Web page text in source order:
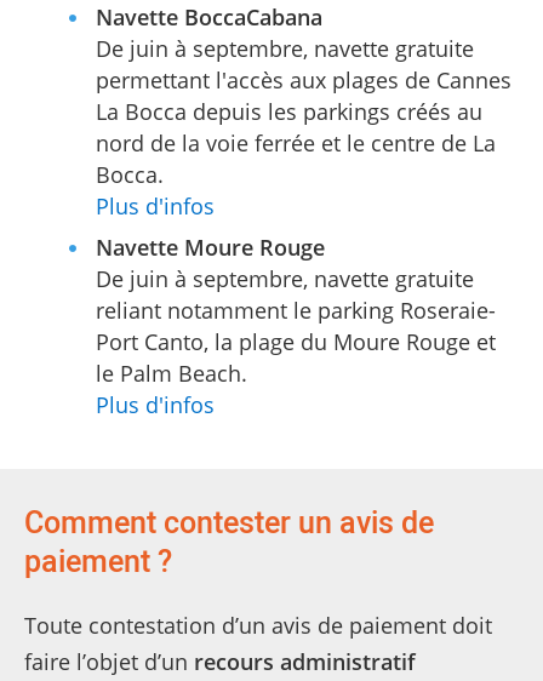
Navette BoccaCabana
De juin à septembre, navette gratuite
permettant l'accès aux plages de Cannes
La Bocca depuis les parkings créés au
nord de la voie ferrée et le centre de La
Bocca.
Plus d'infos
Navette Moure Rouge
De juin à septembre, navette gratuite
reliant notamment le parking Roseraie-
Port Canto, la plage du Moure Rouge et
le Palm Beach.
Plus d'infos
Comment contester un avis de
paiement ?
Toute contestation d’un avis de paiement doit
faire l’objet d’un recours administratif